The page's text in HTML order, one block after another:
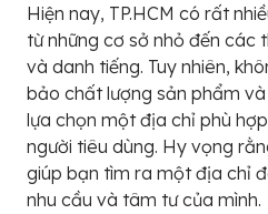
Hiện nay, TP.HCM có rất
từ những cơ sở nhỏ đến các
và danh tiếng. Tuy nhiên,
bảo chất lượng sản phẩm
lựa chọn một địa chỉ phù
người tiêu dùng. Hy vọng
giúp bạn tìm ra một địa chỉ
nhu cầu và tâm tư của mình.